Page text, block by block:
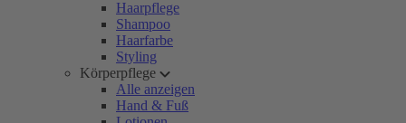
Haarpflege
Shampoo
Haarfarbe
Styling
Körperpflege
Alle anzeigen
Hand & Fuß